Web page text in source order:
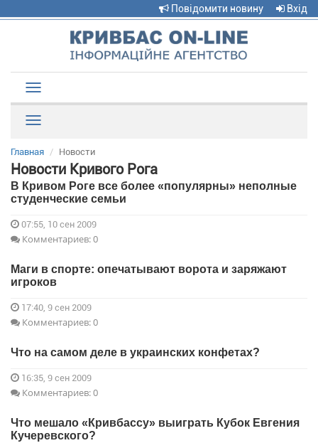
Повідомити новину Вхід
navigation
Главная Новости
Новости Кривого Рога
В Кривом Роге все более «популярны» неполные
студенческие семьи
07:55, 10 сен 2009
Комментариев: 0
Маги в спорте: опечатывают ворота и заряжают
игроков
17:40, 9 сен 2009
Комментариев: 0
Что на самом деле в украинских конфетах?
16:35, 9 сен 2009
Комментариев: 0
Что мешало «Кривбассу» выиграть Кубок Евгения
Кучеревского?